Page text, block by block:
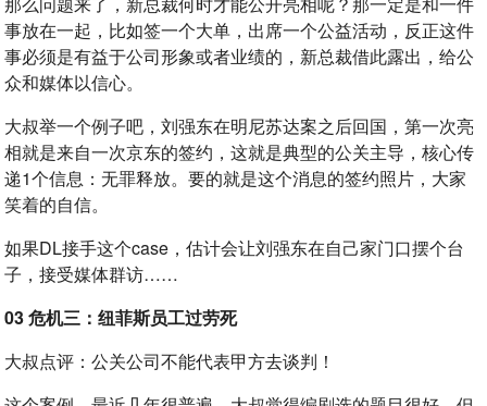
事放在一起，比如签一个大单，出席一个公益活动，反正这件
事必须是有益于公司形象或者业绩的，新总裁借此露出，给公
众和媒体以信心。
大叔举一个例子吧，刘强东在明尼苏达案之后回国，第一次亮
相就是来自一次京东的签约，这就是典型的公关主导，核心传
递1个信息：无罪释放。要的就是这个消息的签约照片，大家
笑着的自信。
如果DL接手这个case，估计会让刘强东在自己家门口摆个台
子，接受媒体群访……
03 危机三：纽菲斯员工过劳死
大叔点评：公关公司不能代表甲方去谈判！